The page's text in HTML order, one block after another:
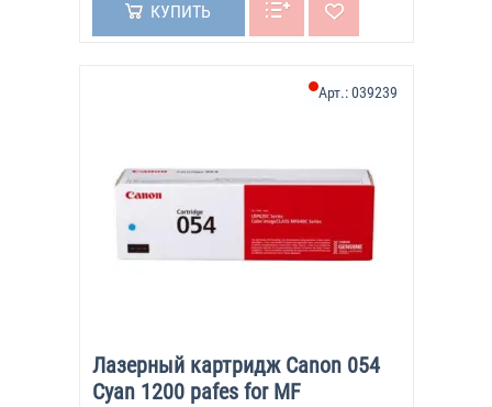
КУПИТЬ
Лазерный картридж Canon 054
Cyan 1200 pafes for MF
Арт.:039239